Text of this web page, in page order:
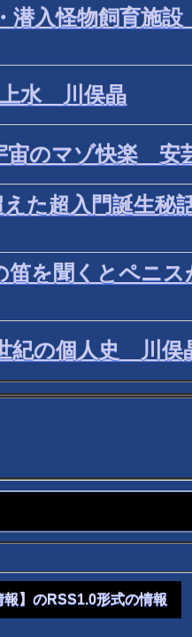
潜入怪物飼育施
上水 川俣晶
宙のマゾ快楽 安
えた超入門誕生秘
を聞くとペニス
紀の個人史 川俣
報】のRSS1.0形式の情報